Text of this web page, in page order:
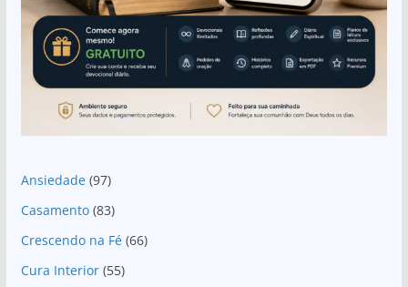
Ansiedade(97)
Casamento(83)
Crescendo na Fé(66)
Cura Interior(55)